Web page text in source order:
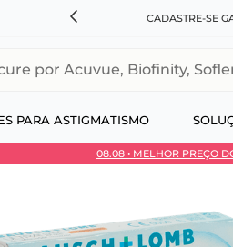
CADASTRE-SE
PARA ASTIGMATISMO
Acuvue, Biofinity, Soflens...
08.08 • MELHOR PREÇO
+ economia extra no Pix